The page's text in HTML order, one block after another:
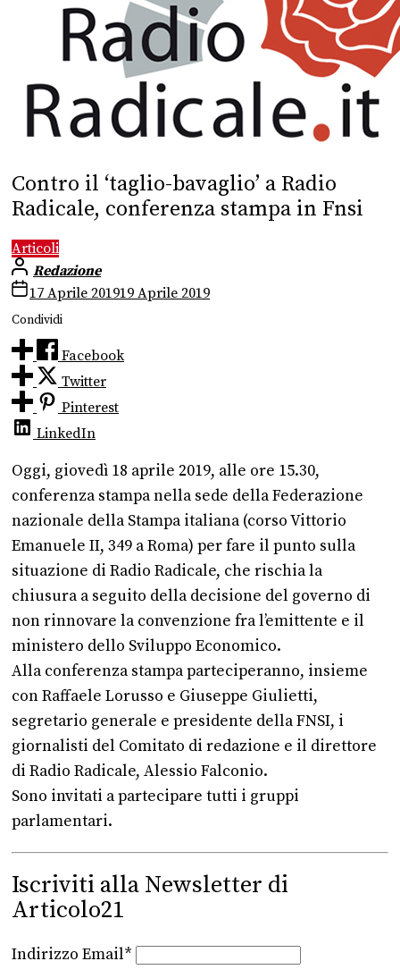
Contro il ‘taglio-bavaglio’ a Radio
Radicale, conferenza stampa in Fnsi
Articoli
Redazione
17 Aprile 201919 Aprile 2019
Condividi
Facebook
Twitter
Pinterest
LinkedIn
Oggi, giovedì 18 aprile 2019, alle ore 15.30,
conferenza stampa nella sede della Federazione
nazionale della Stampa italiana (corso Vittorio
Emanuele II, 349 a Roma) per fare il punto sulla
situazione di Radio Radicale, che rischia la
chiusura a seguito della decisione del governo di
non rinnovare la convenzione fra l’emittente e il
ministero dello Sviluppo Economico.
Alla conferenza stampa parteciperanno, insieme
con Raffaele Lorusso e Giuseppe Giulietti,
segretario generale e presidente della FNSI, i
giornalisti del Comitato di redazione e il direttore
di Radio Radicale, Alessio Falconio.
Sono invitati a partecipare tutti i gruppi
parlamentari.
Iscriviti alla Newsletter di
Articolo21
Indirizzo Email*